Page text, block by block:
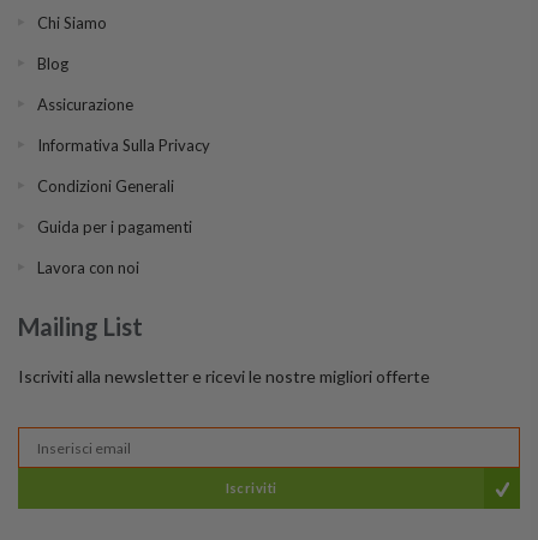
Chi Siamo
Blog
Assicurazione
Informativa Sulla Privacy
Condizioni Generali
Guida per i pagamenti
Lavora con noi
Mailing List
Iscriviti alla newsletter e ricevi le nostre migliori offerte
Iscriviti